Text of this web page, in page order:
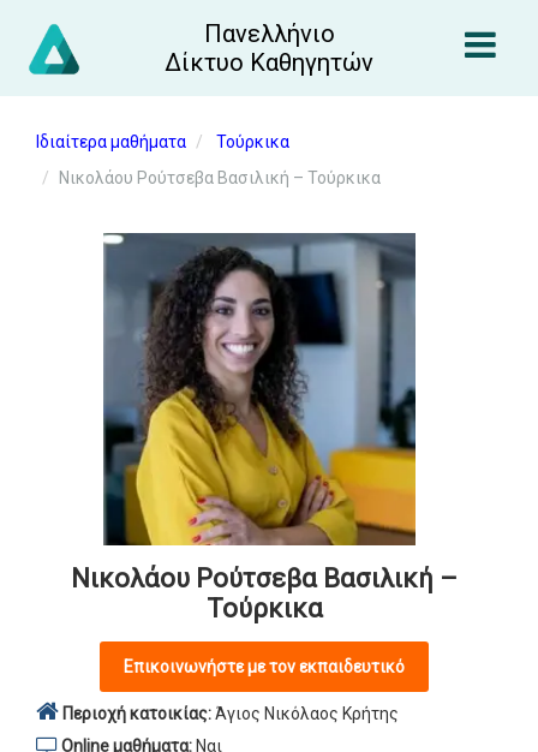
Πανελλήνιο
Δίκτυο Καθηγητών
Ιδιαίτερα μαθήματα
Τούρκικα
Νικολάου Ρούτσεβα Βασιλική – Τούρκικα
Νικολάου Ρούτσεβα Βασιλική –
Τούρκικα
Επικοινωνήστε με τον εκπαιδευτικό
Περιοχή κατοικίας:Άγιος Νικόλαος Κρήτης
Online μαθήματα: Ναι